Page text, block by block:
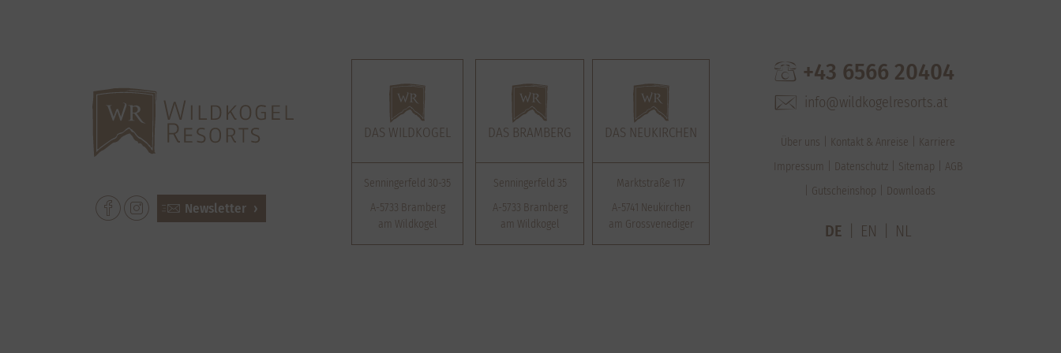
Newsletter
DAS WILDKOGEL
Senningerfeld 30-35
A-5733 Bramberg
am Wildkogel
DAS BRAMBERG
Senningerfeld 35
A-5733 Bramberg
am Wildkogel
DAS NEUKIRCHEN
Marktstraße 117
A-5741 Neukirchen
am Grossvenediger
+43 6566 20404
info@wildkogelresorts.at
Über uns Kontakt & Anreise
Karriere
Impressum
Datenschutz Sitemap
AGB
Gutscheinshop
Downloads
DE EN NL